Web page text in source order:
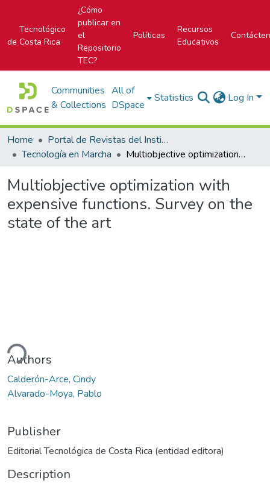
Tecnológico
de Costa Rica
¿Cómo
publicar en
el
Repositorio
TEC?
Políticas
Recursos
Educativos
Communities
& Collections
All of
DSpace
Statistics Log In
Home
Portal de Revistas del Instituto Tecnológico de Costa Rica
Tecnología en Marcha
Multiobjective optimization with expensive functions. Survey on the state of the art
Multiobjective optimization with
expensive functions. Survey on the
state of the art
Authors
Calderón-Arce, Cindy
Alvarado-Moya, Pablo
Publisher
Editorial Tecnológica de Costa Rica (entidad editora)
Description